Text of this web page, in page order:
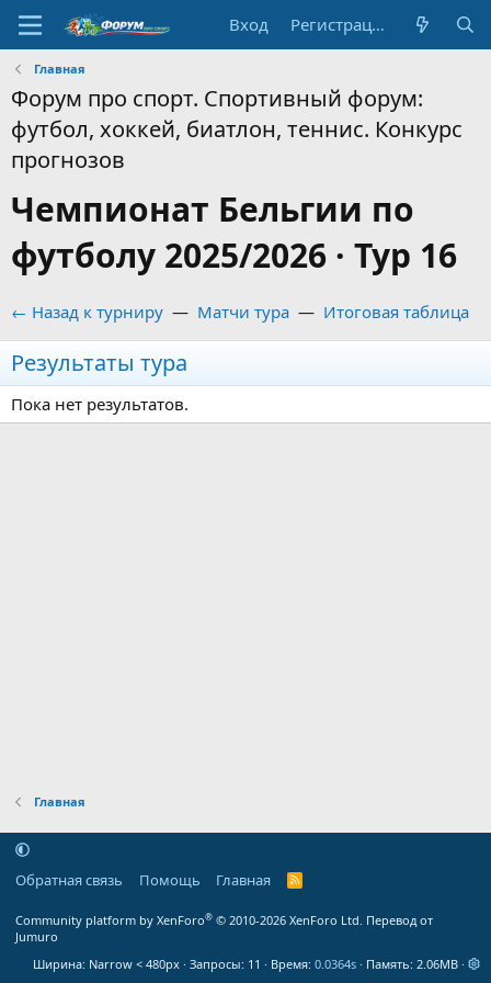
Вход Регистрация
Главная
Форум про спорт. Спортивный форум:
футбол, хоккей, биатлон, теннис. Конкурс
прогнозов
Чемпионат Бельгии по
футболу 2025/2026 · Тур 16
← Назад к турниру — Матчи тура — Итоговая таблица
Результаты тура
Пока нет результатов.
Главная
Обратная связь Помощь Главная
R
Community platform by XenForo® © 2010-2026 XenForo Ltd. Перевод от
Jumuro
Ширина
Запросы 11 Время 0.0364s Память 2.06MB